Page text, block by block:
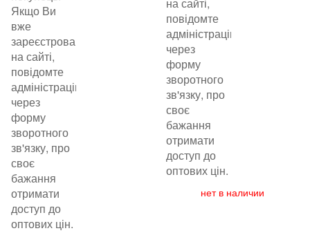
Якщо Ви
вже
зареєстровані
на сайті,
повідомте
адміністрацію
через
форму
зворотного
зв'язку, про
своє
бажання
отримати
доступ до
оптових цін.
на сайті,
повідомте
адміністрацію
через
форму
зворотного
зв'язку, про
своє
бажання
отримати
доступ до
оптових цін.
нет в наличии